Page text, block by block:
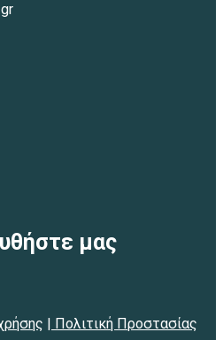
μας
| Πολιτική Προστασίας